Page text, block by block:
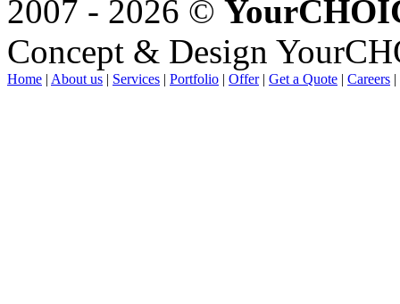
2007 - 2026 ©
Concept & Design
Home | About us | Services | Portfolio | Offer| Get a Quote | Careers |